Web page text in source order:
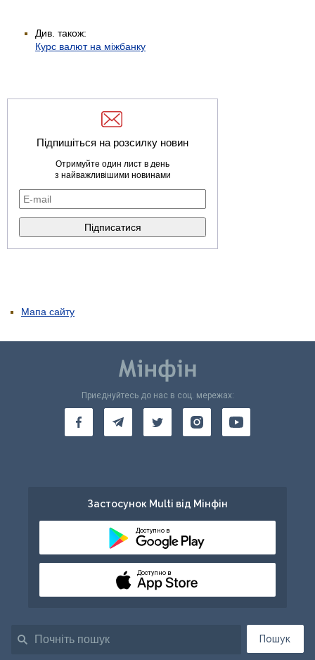
Див. також:
Курс валют на міжбанку
Підпишіться на розсилку новин
Отримуйте один лист в день
з найважливішими новинами
Мапа сайту
Пошук
Приєднуйтесь до нас в соц. мережах:
Застосунок Multi від Мінфін
Доступно в
Доступно в